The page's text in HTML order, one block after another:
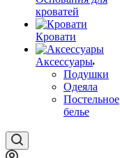
кроватей
Кровати
Аксессуары
Подушки
Одеяла
Постельное
белье